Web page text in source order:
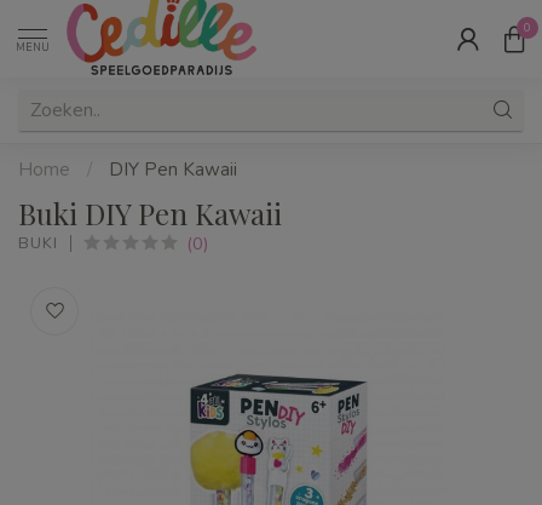
MENU
0
Home / DIY Pen Kawaii
Buki DIY Pen Kawaii
BUKI (0)